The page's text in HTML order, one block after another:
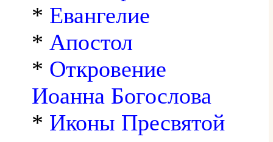
* Евангелие
* Апостол
* Откровение
Иоанна Богослова
* Иконы Пресвятой